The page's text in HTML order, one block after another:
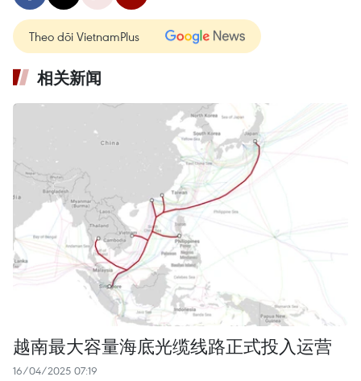
Theo dõi VietnamPlus
相关新闻
越南最大容量海底光缆线路正式投入运营
16/04/2025 07:19